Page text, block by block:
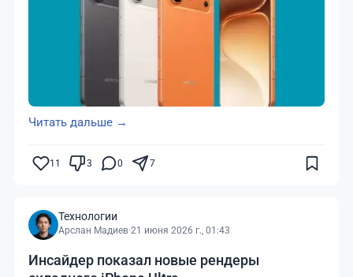
Читать дальше →
11 3 0 7
Технологии
Арслан Мадиев·21 июня 2026 г., 01:43
Инсайдер показал новые рендеры